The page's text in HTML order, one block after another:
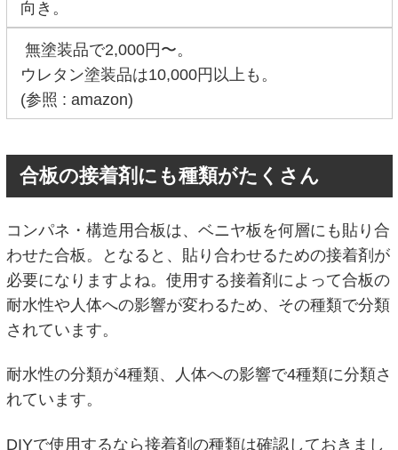
向き。
無塗装品で2,000円〜。
ウレタン塗装品は10,000円以上も。
(参照 : amazon)
合板の接着剤にも種類がたくさん
コンパネ・構造用合板は、ベニヤ板を何層にも貼り合
わせた合板。となると、貼り合わせるための接着剤が
必要になりますよね。使用する接着剤によって合板の
耐水性や人体への影響が変わるため、その種類で分類
されています。
耐水性の分類が4種類、人体への影響で4種類に分類さ
れています。
DIYで使用するなら接着剤の種類は確認しておきまし